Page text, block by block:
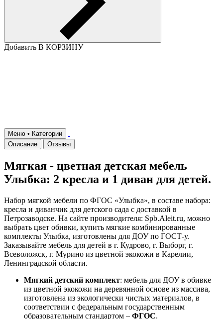
Добавить В КОРЗИНУ
Меню • Категории
Описание
Отзывы
Мягкая - цветная детская мебель
Улыбка: 2 кресла и 1 диван для детей.
Набор мягкой мебели по ФГОС «Улыбка», в составе набора:
кресла и диванчик для детского сада с доставкой в
Петрозаводске. На сайте производителя: Spb.Aleit.ru, можно
выбрать цвет обивки, купить мягкие комбинированные
комплекты Улыбка, изготовлены для ДОУ по ГОСТ-у.
Заказывайте мебель для детей в г. Кудрово, г. Выборг, г.
Всеволожск, г. Мурино из цветной экокожи в Карелии,
Ленинградской области.
Мягкий детский комплект: мебель для ДОУ в обивке
из цветной экокожи на деревянной основе из массива,
изготовлена из экологически чистых материалов, в
соответствии с федеральным государственным
образовательным стандартом – ФГОС.